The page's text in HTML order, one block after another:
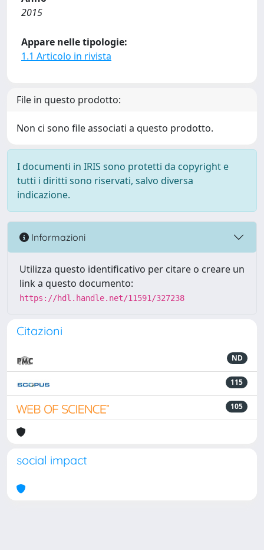
2015
Appare nelle tipologie:
1.1 Articolo in rivista
File in questo prodotto:
Non ci sono file associati a questo prodotto.
I documenti in IRIS sono protetti da copyright e
tutti i diritti sono riservati, salvo diversa
indicazione.
Informazioni
Utilizza questo identificativo per citare o creare un
link a questo documento:
https://hdl.handle.net/11591/327238
Citazioni
ND
115
105
social impact